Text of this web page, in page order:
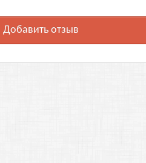
Добавить отзыв